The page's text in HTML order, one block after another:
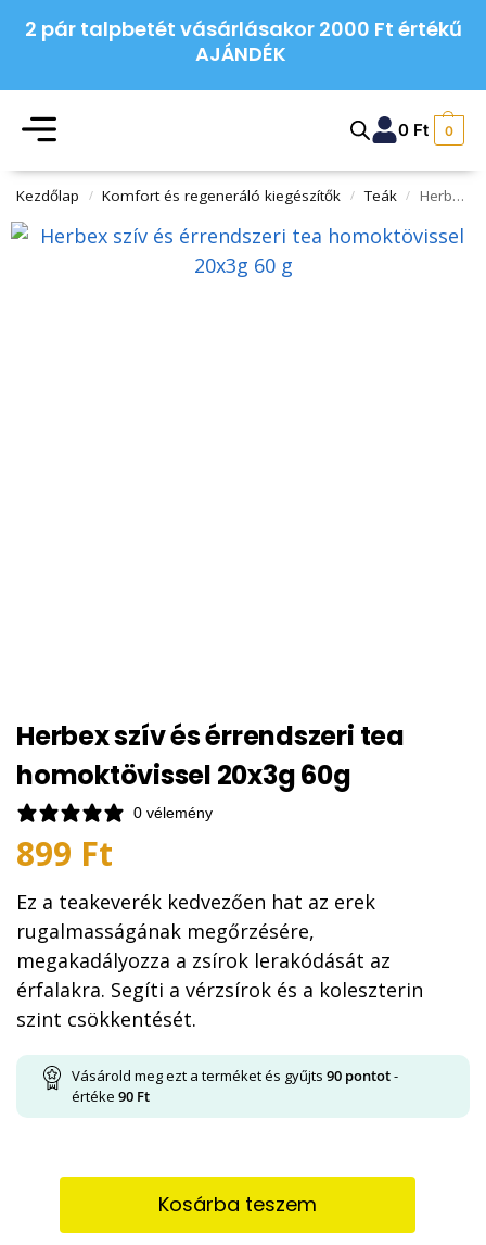
2 pár talpbetét vásárlásakor 2000 Ft értékű
AJÁNDÉK
0 Ft 0
Kezdőlap / Komfort és regeneráló kiegészítők / Teák / Herbex szív és érrendszeri tea homoktövissel 20x3g 60g
Herbex szív és érrendszeri tea
homoktövissel 20x3g 60g
0 vélemény
899 Ft
Ez a teakeverék kedvezően hat az erek
rugalmasságának megőrzésére,
megakadályozza a zsírok lerakódását az
érfalakra. Segíti a vérzsírok és a koleszterin
szint csökkentését.
Vásárold meg ezt a terméket és gyűjts 90 pontot-
értéke 90 Ft
Kosárba teszem